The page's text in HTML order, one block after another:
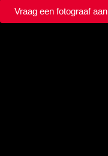
Vraag een fotograaf aan